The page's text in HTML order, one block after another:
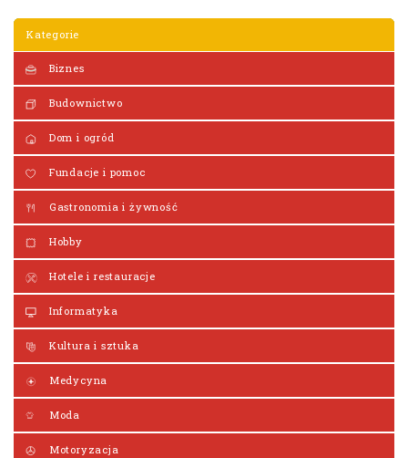
Kategorie
Biznes
Budownictwo
Dom i ogród
Fundacje i pomoc
Gastronomia i żywność
Hobby
Hotele i restauracje
Informatyka
Kultura i sztuka
Medycyna
Moda
Motoryzacja